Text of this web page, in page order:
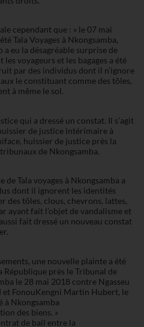
cependant que : » le 07 mai
Tala Voyages à Nkongsamba,
a eu la désagréable surprise de
voyageurs et les bagages a été
par des individus dont il n’ignore
le constituant comme des tôles,
à même le sol.
qui a dressé un constat. Il s’agit
de justice intérimaire à
huissier de justice près la
de Nkongsamba.
de Tala voyages à Nkongsamba a
dont il ignorent les identités
des tôles, clous, chevrons, lattes,
ayant fait l’objet de vandalisme et
fait dressé un nouveau constat
une nouvelle plainte a été
République près le Tribunal de
le 28 mai 2018 contre Ngasseu
FonouKengni Martin Hubert, le
à Nkongsamba
des biens. »
de bail entre la